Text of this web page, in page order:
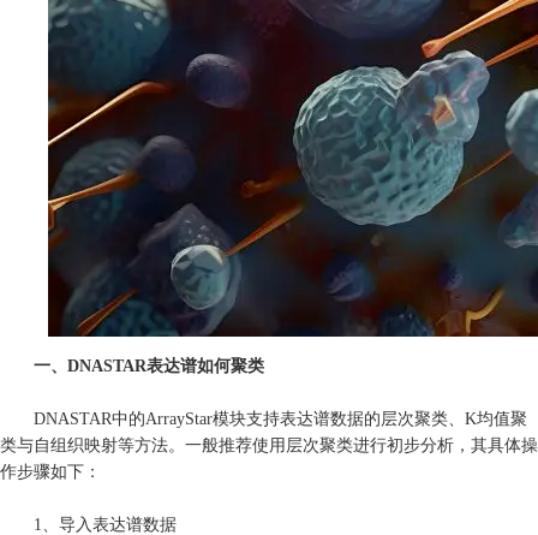
一、DNASTAR表达谱如何聚类
DNASTAR中的ArrayStar模块支持表达谱数据的层次聚类、K均值聚
类与自组织映射等方法。一般推荐使用层次聚类进行初步分析，其具体操
作步骤如下：
1、导入表达谱数据